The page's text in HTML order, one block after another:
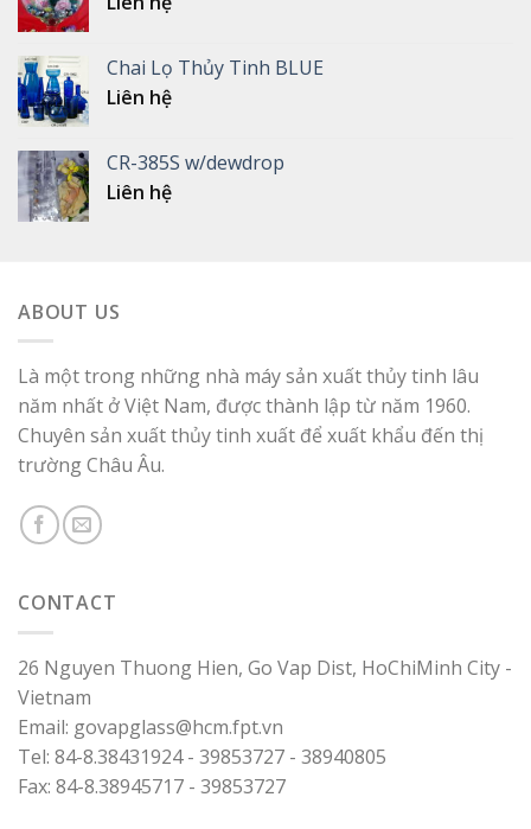
Chai Lọ Thủy Tinh BLUE
Liên hệ
CR-385S w/dewdrop
Liên hệ
ABOUT US
Là một trong những nhà máy sản xuất thủy tinh lâu
năm nhất ở Việt Nam, được thành lập từ năm 1960.
Chuyên sản xuất thủy tinh xuất để xuất khẩu đến thị
trường Châu Âu.
CONTACT
26 Nguyen Thuong Hien, Go Vap Dist, HoChiMinh City -
Vietnam
Email: govapglass@hcm.fpt.vn
Tel: 84-8.38431924 - 39853727 - 38940805
Fax: 84-8.38945717 - 39853727